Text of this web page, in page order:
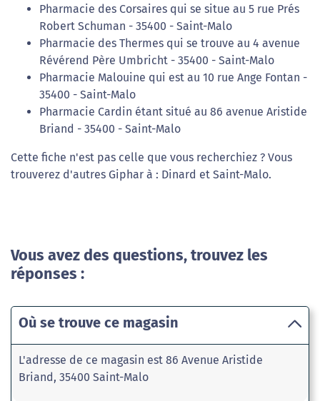
Pharmacie des Corsaires qui se situe au 5 rue Prés
Robert Schuman - 35400 - Saint-Malo
Pharmacie des Thermes qui se trouve au 4 avenue
Révérend Père Umbricht - 35400 - Saint-Malo
Pharmacie Malouine qui est au 10 rue Ange Fontan -
35400 - Saint-Malo
Pharmacie Cardin étant situé au 86 avenue Aristide
Briand - 35400 - Saint-Malo
Cette fiche n'est pas celle que vous recherchiez ? Vous
trouverez d'autres Giphar à : Dinard et Saint-Malo.
Vous avez des questions, trouvez les
réponses :
Où se trouve ce magasin
L'adresse de ce magasin est 86 Avenue Aristide
Briand, 35400 Saint-Malo